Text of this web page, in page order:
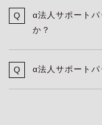
α法人サポート
か？
α法人サポート